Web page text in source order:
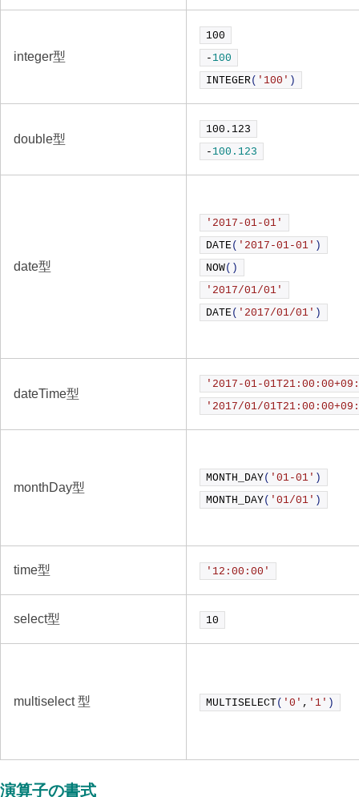
integer型
100
- 100
INTEGER( '100' )
double型
100. 123
- 100.123
date型
'2017-01-01'
DATE( '2017-01-01' )
NOW()
'2017/01/01'
DATE( '2017/01/01' )
dateTime型
'2017-01-
'2017/01/
monthDay型
MONTH_DAY( '01-01' )
MONTH_DAY( '01/01' )
time型 '12:00:00'
select型 10
multiselect 型 MULTISELECT( '0' , '1' )
演算子の書式